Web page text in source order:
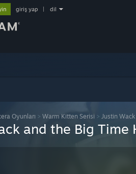
giriş yap dil
Oyunları > Warm Kitten Serisi > Justin
and the Big Time